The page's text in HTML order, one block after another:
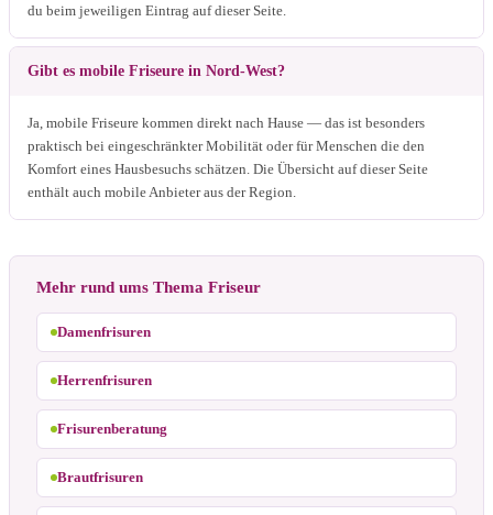
du beim jeweiligen Eintrag auf dieser Seite.
Gibt es mobile Friseure in Nord-West?
Ja, mobile Friseure kommen direkt nach Hause — das ist besonders
praktisch bei eingeschränkter Mobilität oder für Menschen die den
Komfort eines Hausbesuchs schätzen. Die Übersicht auf dieser Seite
enthält auch mobile Anbieter aus der Region.
Mehr rund ums Thema Friseur
Damenfrisuren
Herrenfrisuren
Frisurenberatung
Brautfrisuren